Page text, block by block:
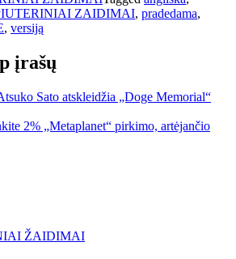
ZAIDIMAI, pradedama,
, versiją
įrašų
Sato atskleidžia „Doge Memorial“
2% „Metaplanet“ pirkimo, artėjančio
ŽAIDIMAI